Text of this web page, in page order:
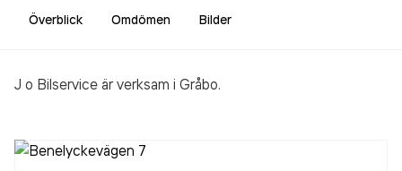
Överblick Omdömen Bilder
J o Bilservice är verksam i Gråbo.